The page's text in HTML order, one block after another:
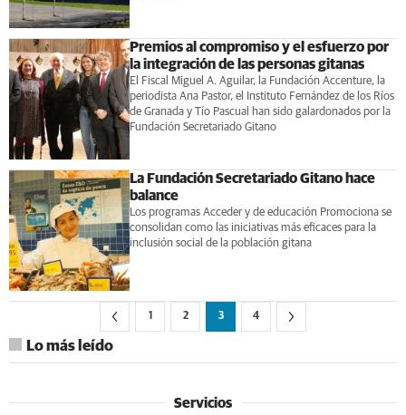
Premios al compromiso y el esfuerzo por
la integración de las personas gitanas
El Fiscal Miguel A. Aguilar, la Fundación Accenture, la
periodista Ana Pastor, el Instituto Fernández de los Ríos
de Granada y Tío Pascual han sido galardonados por la
Fundación Secretariado Gitano
La Fundación Secretariado Gitano hace
balance
Los programas Acceder y de educación Promociona se
consolidan como las iniciativas más eficaces para la
inclusión social de la población gitana
2 3 4
Lo más leído
Servicios